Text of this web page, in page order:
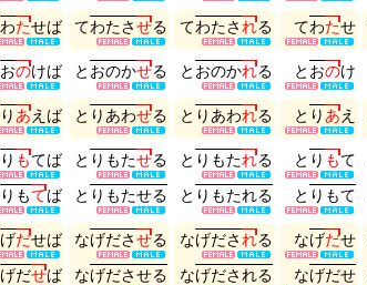
わたせば てわたさせる てわたされる てわたせ
おのけば と おのかせる と おのかれる と おのけ
り あえ ば と り あわせる と り あわれる と り あえ
り もてば
り もてば
と り もたせる
と り もたせる
と り もたれる
と り もたれる
と り もて
と り もて
げだせば
げだせば
なげださせる
なげださせる
なげだされる
なげだされる
なげだせ
なげだせ